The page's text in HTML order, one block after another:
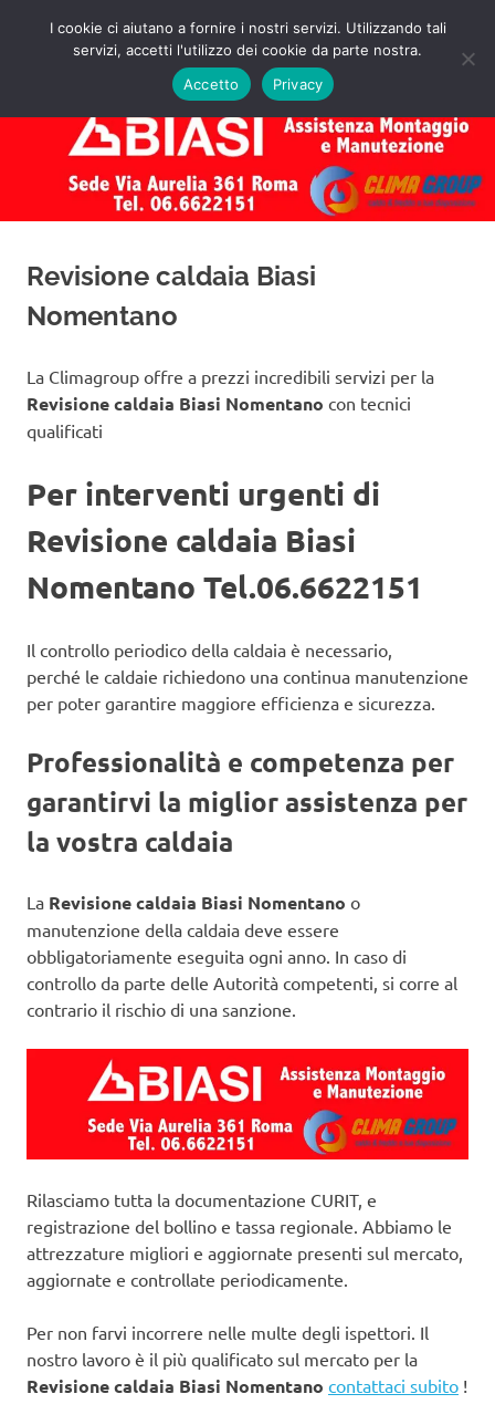
Assistenza
Caldaie
Biasi
Roma
Preventivo!
MENU
Revisione caldaia Biasi
Nomentano
La Climagroup offre a prezzi incredibili servizi per la
Revisione caldaia Biasi Nomentano con tecnici
qualificati
Per interventi urgenti di
Revisione caldaia Biasi
Nomentano Tel.06.6622151
Il controllo periodico della caldaia è necessario,
perché le caldaie richiedono una continua manutenzione
per poter garantire maggiore efficienza e sicurezza.
Professionalità e competenza per
garantirvi la miglior assistenza per
la vostra caldaia
La Revisione caldaia Biasi Nomentano o
manutenzione della caldaia deve essere
obbligatoriamente eseguita ogni anno. In caso di
controllo da parte delle Autorità competenti, si corre al
contrario il rischio di una sanzione.
Rilasciamo tutta la documentazione CURIT, e
registrazione del bollino e tassa regionale. Abbiamo le
attrezzature migliori e aggiornate presenti sul mercato,
aggiornate e controllate periodicamente.
Per non farvi incorrere nelle multe degli ispettori. Il
nostro lavoro è il più qualificato sul mercato per la
Revisione caldaia Biasi Nomentano contattaci subito !
I cookie ci aiutano a fornire i nostri servizi. Utilizzando tali
servizi, accetti l'utilizzo dei cookie da parte nostra.
Accetto
Privacy